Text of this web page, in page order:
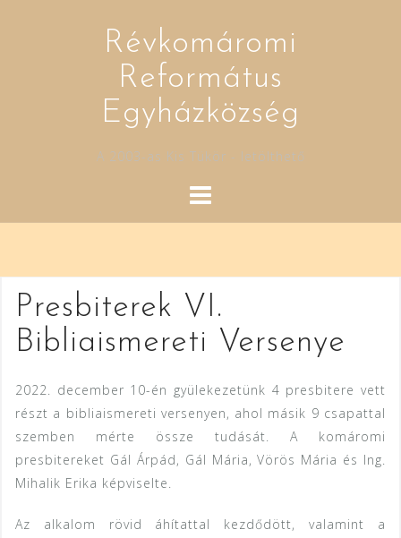
Révkomáromi
Református
Egyházközség
A 2003-as Kis Tükör - letölthető
Presbiterek VI.
Bibliaismereti Versenye
2022. december 10-én gyülekezetünk 4 presbitere vett
részt a bibliaismereti versenyen, ahol másik 9 csapattal
szemben mérte össze tudását. A komáromi
presbitereket Gál Árpád, Gál Mária, Vörös Mária és Ing.
Mihalik Erika képviselte.
Az alkalom rövid áhítattal kezdődött, valamint a